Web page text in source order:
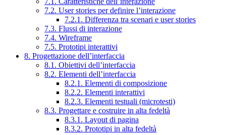
7.2. User stories per definire l’interazione
7.2.1. Differenza tra scenari e user stories
7.3. Flussi di interazione
7.4. Wireframe
7.5. Prototipi interattivi
8. Progettazione dell’interfaccia
8.1. Obiettivi dell’interfaccia
8.2. Elementi dell’interfaccia
8.2.1. Elementi di composizione
8.2.2. Elementi interattivi
8.2.3. Elementi testuali (microtesti)
8.3. Progettare e costruire in alta fedeltà
8.3.1. Layout di pagina
8.3.2. Prototipi in alta fedeltà